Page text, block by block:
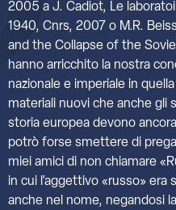
2005 a J. Cadiot, Le
1940, Cnrs, 2007 o M.R.
and the Collapse of the
hanno arricchito la nostra
nazionale e imperiale in
materiali nuovi che anche gli
storia europea devono
potrò forse smettere di
miei amici di non chiamare
in cui l’aggettivo «russo»
anche nel nome, negandosi